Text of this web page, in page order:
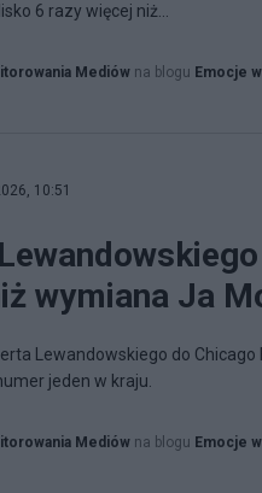
6 razy więcej niż...
Mediów na blogu Emocje
10:51
wymiana Ja
Lewandowskiego do
jeden w kraju.
Mediów na blogu Emocje